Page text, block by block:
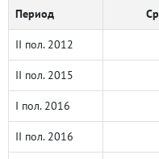
Период
II пол. 2012
II пол. 2015
I пол. 2016
II пол. 2016